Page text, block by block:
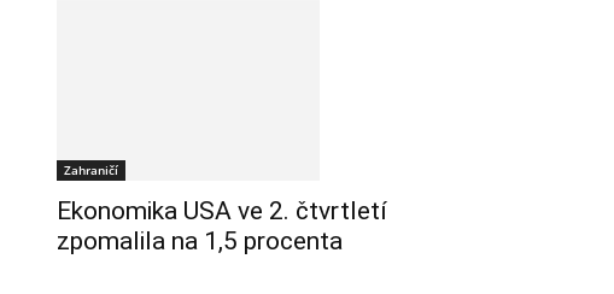
Zahraničí
Ekonomika USA ve 2. čtvrtletí
zpomalila na 1,5 procenta